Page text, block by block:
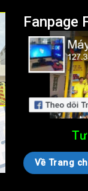
Fanpage
Về Trang